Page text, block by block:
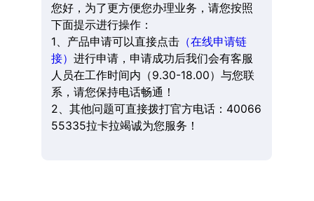
您好，为了更方便您办理业务，请您按照
下面提示进行操作：
1、产品申请可以直接点击（在线申请链
接） 进行申请，申请成功后我们会有客服
人员在工作时间内（9.30-18.00）与您联
系，请您保持电话畅通！
2、其他问题可直接拨打官方电话：40066
55335拉卡拉竭诚为您服务！